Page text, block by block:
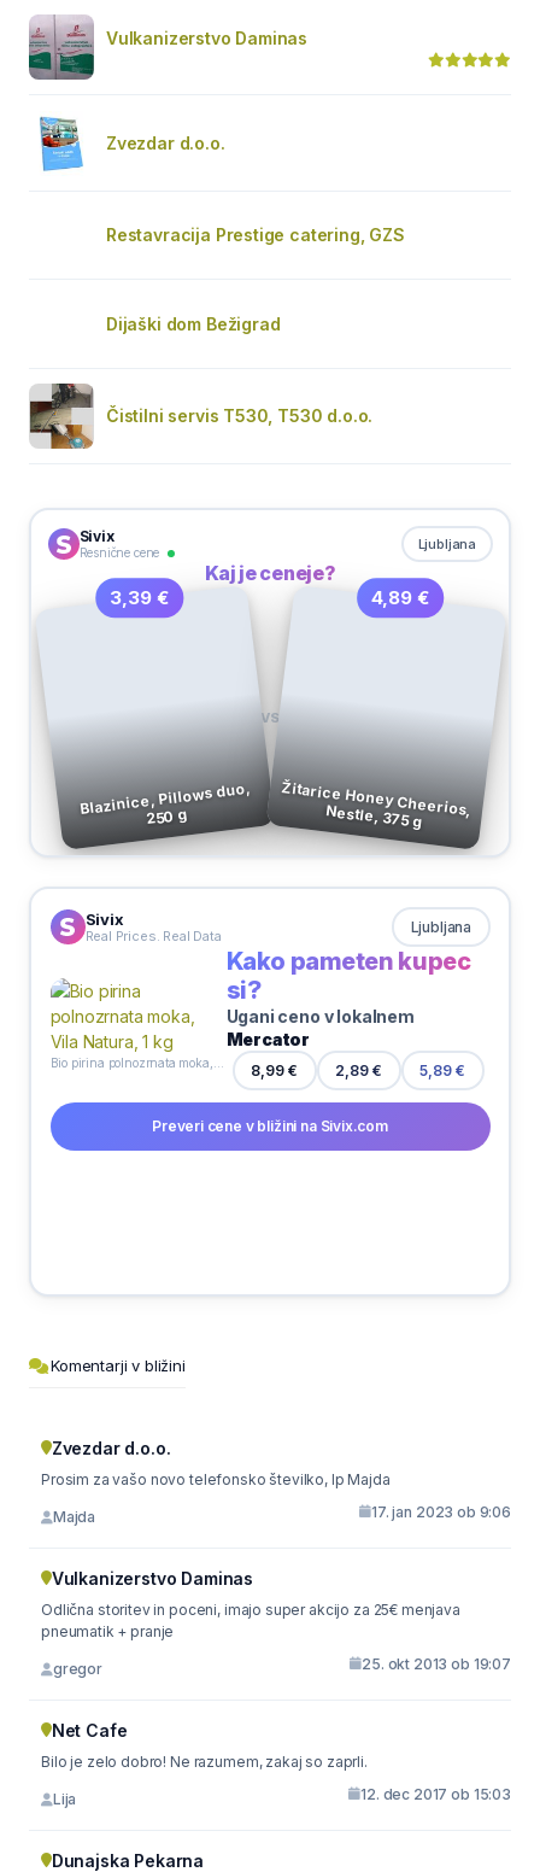
Vulkanizerstvo Daminas
Zvezdar d.o.o.
Restavracija Prestige catering, GZS
Dijaški dom Bežigrad
Čistilni servis T530, T530 d.o.o.
Sivix
Resnične cene
Ljubljana
Kaj je ceneje?
3,39 €
Blazinice, Pillows duo,
250 g
VS
4,89 €
Žitarice Honey Cheerios, Nestle, 375 g
Sivix
Real Prices. Real Data Ljubljana
Kako pameten kupec
si?
Ugani ceno v lokalnem
Mercator
8,99 € 2,89 € 5,89 €
Preveri cene v bližini na Sivix.com
Komentarji v bližini
Zvezdar d.o.o.
Prosim za vašo novo telefonsko številko, lp Majda
Majda 17. jan 2023 ob 9:06
Vulkanizerstvo Daminas
Odlična storitev in poceni, imajo super akcijo za 25€ menjava
pneumatik + pranje
gregor 25. okt 2013 ob 19:07
Net Cafe
Bilo je zelo dobro! Ne razumem, zakaj so zaprli.
Lija 12. dec 2017 ob 15:03
Dunajska Pekarna